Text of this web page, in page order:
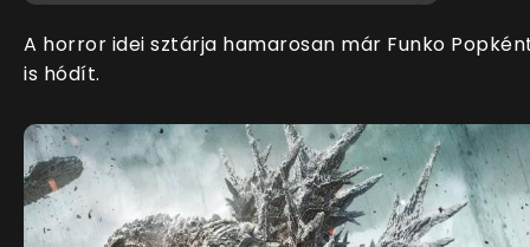
A horror idei sztárja hamarosan már Funko
is hódít.